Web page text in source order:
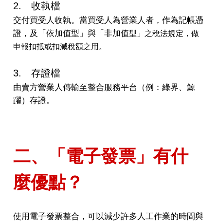
2. 收執檔
交付買受人收執。當買受人為營業人者，作為記帳憑
證，及「依加值型」與「非加值型」之稅法規定，做
申報扣抵或扣減稅額之用。
3. 存證檔
由賣方營業人傳輸至整合服務平台（例：綠界、鯨
躍）存證。
二、「電子發票」有什
麼優點？
使用電子發票整合，可以減少許多人工作業的時間與